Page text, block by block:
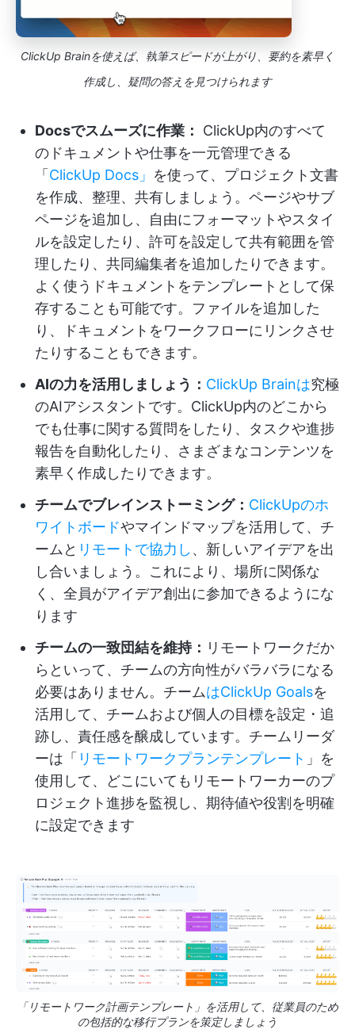
ClickUp Brainを使えば、執筆スピードが上がり、要約を素早く
作成し、疑問の答えを見つけられます
Docsでスムーズに作業：
ClickUp内のすべて
のドキュメントや仕事を一元管理できる
「 ClickUp Docs」 を使って、プロジェクト文書
を作成、整理、共有しましょう。ページやサブ
ページを追加し、自由にフォーマットやスタイ
ルを設定したり、許可を設定して共有範囲を管
理したり、共同編集者を追加したりできます。
よく使うドキュメントをテンプレートとして保
存することも可能です。ファイルを追加した
り、ドキュメントをワークフローにリンクさせ
たりすることもできます。
AIの力を活用しましょう： ClickUp Brainは究極
のAIアシスタントです。ClickUp内のどこから
でも仕事に関する質問をしたり、タスクや進捗
報告を自動化したり、さまざまなコンテンツを
素早く作成したりできます。
チームでブレインストーミング： ClickUpのホ
ワイトボードやマインドマップを活用して、チ
ームと リモートで協力し 、新しいアイデアを出
し合いましょう。これにより、場所に関係な
く、全員がアイデア創出に参加できるようにな
ります
チームの一致団結を維持： リモートワークだか
らといって、チームの方向性がバラバラになる
必要はありません。チームはClickUp Goalsを
活用して、チームおよび個人の目標を設定・追
跡し、責任感を醸成しています。チームリーダ
ーは「 リモートワークプランテンプレート 」を
使用して、どこにいてもリモートワーカーのプ
ロジェクト進捗を監視し、期待値や役割を明確
に設定できます
「リモートワーク計画テンプレート」を活用して、従業員のため
の包括的な移行プランを策定しましょう